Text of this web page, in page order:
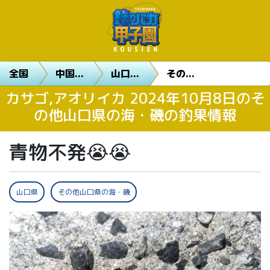
全国 中国... 山口... その...
カサゴ,アオリイカ 2024年10月8日のそ
の他山口県の海・磯の釣果情報
青物不発😭😭
山口県 その他山口県の海・磯